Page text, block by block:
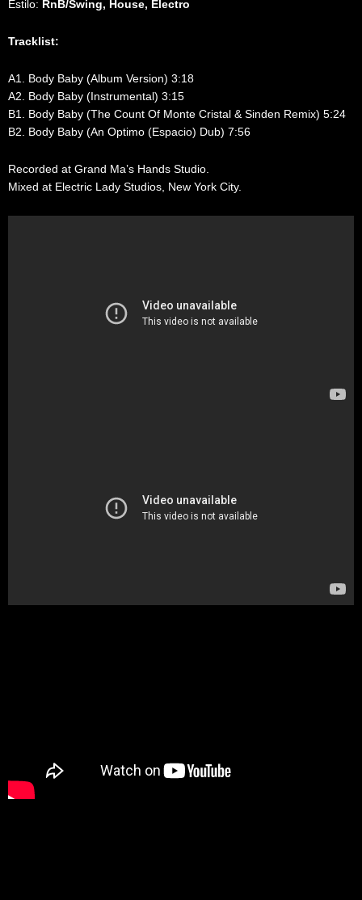
Estilo: RnB/Swing, House, Electro
Tracklist:
A1. Body Baby (Album Version) 3:18
A2. Body Baby (Instrumental) 3:15
B1. Body Baby (The Count Of Monte Cristal & Sinden Remix) 5:24
B2. Body Baby (An Optimo (Espacio) Dub) 7:56
Recorded at Grand Ma’s Hands Studio.
Mixed at Electric Lady Studios, New York City.